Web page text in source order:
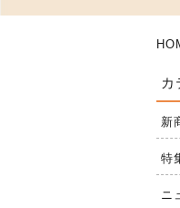
カ
新
特
ニ